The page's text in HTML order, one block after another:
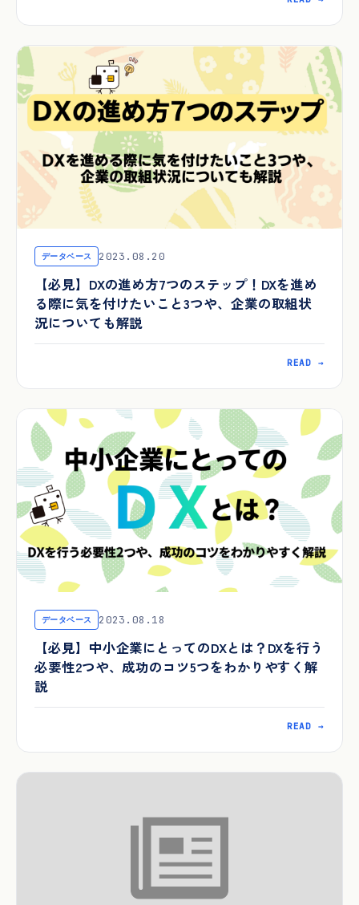
データベース 2023.08.20
【必見】DXの進め方7つのステップ！DXを進め
る際に気を付けたいこと3つや、企業の取組状
況についても解説
READ →
データベース 2023.08.18
【必見】中小企業にとってのDXとは？DXを行う
必要性2つや、成功のコツ5つをわかりやすく解
説
READ →